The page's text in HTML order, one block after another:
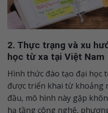
2. Thực trạng và xu
học từ xa tại Việt Nam
Hình thức đào tạo đại học
được triển khai từ khoảng
đầu, mô hình này gặp
hạ tầng công nghệ,